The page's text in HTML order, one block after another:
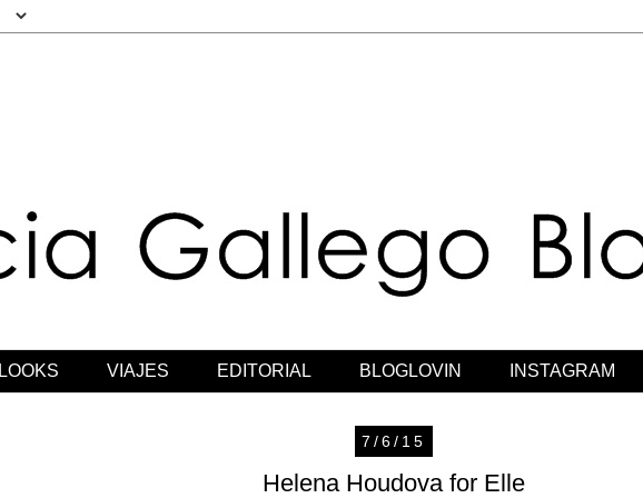
LOOKS VIAJES EDITORIAL BLOGLOVIN INSTAGRAM
7/6/15
Helena Houdova for Elle